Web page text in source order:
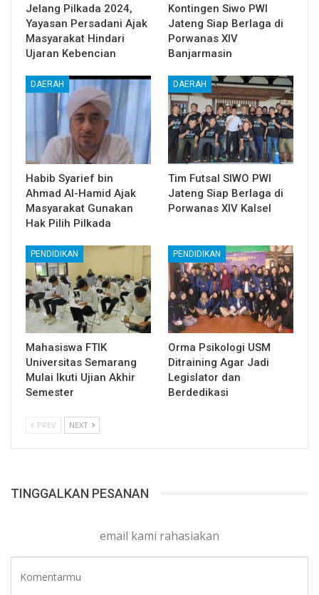
Jelang Pilkada 2024,
Yayasan Persadani Ajak
Masyarakat Hindari
Ujaran Kebencian
Kontingen Siwo PWI
Jateng Siap Berlaga di
Porwanas XIV
Banjarmasin
DAERAH
Habib Syarief bin
Ahmad Al-Hamid Ajak
Masyarakat Gunakan
Hak Pilih Pilkada
DAERAH
Tim Futsal SIWO PWI
Jateng Siap Berlaga di
Porwanas XIV Kalsel
PENDIDIKAN
Mahasiswa FTIK
Universitas Semarang
Mulai Ikuti Ujian Akhir
Semester
PENDIDIKAN
Orma Psikologi USM
Ditraining Agar Jadi
Legislator dan
Berdedikasi
PREV NEXT
TINGGALKAN PESANAN
email kami rahasiakan